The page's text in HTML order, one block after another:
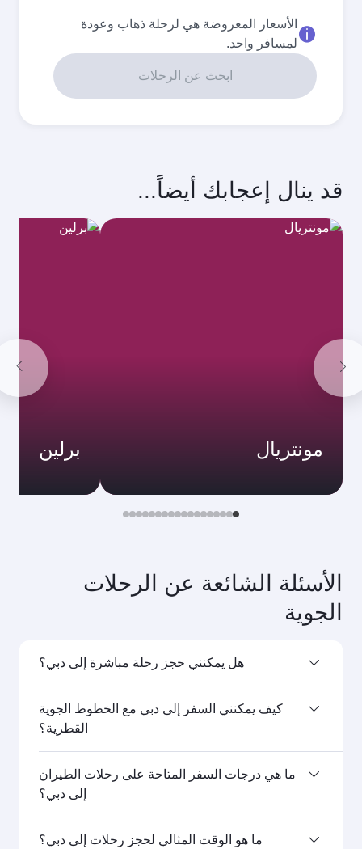
الأسعار المعروضة هي لرحلة ذهاب وعودة
لمسافر واحد.
ابحث عن الرحلات
قد ينال إعجابك أيضاً...
مونتريال برلين
الأسئلة الشائعة عن الرحلات
الجوية
هل يمكنني حجز رحلة مباشرة إلى دبي؟
نعم، تسيِّر الخطوط الجوية القطرية رحلات مباشرة إلى
دبي. ابحث عن الرحلات من صفحتنا الرئيسية لتعرف
كيف يمكنني السفر إلى دبي مع الخطوط الجوية
القطرية؟
يمكنك السفر مباشرةً إلى دبي على متن رحلات الخطوط
الجوية القطرية. كما تصل رحلاتنا إلى أكثر من 150 وجهة
ما هي درجات السفر المتاحة على رحلات الطيران
إلى دبي؟
يعتمد توافر درجات السفر على مسار الحجز وشركة
ما هو الوقت المثالي لحجز رحلات إلى دبي؟